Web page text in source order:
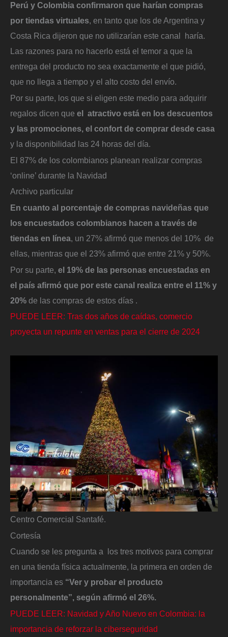
Perú y Colombia confirmaron que harían compras
por tiendas virtuales, en tanto que los de Argentina y
Costa Rica dijeron que no utilizarían este canal haría.
Las razones para no hacerlo está el temor a que la
entrega del producto no sea exactamente el que pidió,
que no llega a tiempo y el alto costo del envío.
Por su parte, los que si eligen este medio para adquirir
regalos dicen que el atractivo está en los descuentos
y las promociones, el confort de comprar desde casa
y la disponibilidad las 24 horas del día.
El 87% de los colombianos planean realizar compras
‘online’ durante la Navidad
Archivo particular
En cuanto al porcentaje de compras navideñas que
los encuestados colombianos hacen a través de
tiendas en línea, un 27% afirmó que menos del 10% de
ellas, mientras que el 23% afirmó que entre 21% y 50%.
Por su parte, el 19% de las personas encuestadas en
el país afirmó que por este canal realiza entre el 11% y
20% de las compras de estos días .
PUEDE LEER: Tras dos años de caídas, comercio
proyecta un repunte en ventas para el cierre de 2024
Centro Comercial Santafé.
Cortesía
Cuando se les pregunta a los tres motivos para comprar
en una tienda física actualmente, la primera en orden de
importancia es “Ver y probar el producto
personalmente”, según afirmó el 26%.
PUEDE LEER: Navidad y Año Nuevo en Colombia: la
importancia de reforzar la ciberseguridad